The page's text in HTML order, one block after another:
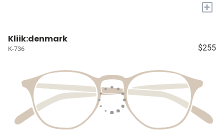
+
Kliik:denmark
K-736 $255